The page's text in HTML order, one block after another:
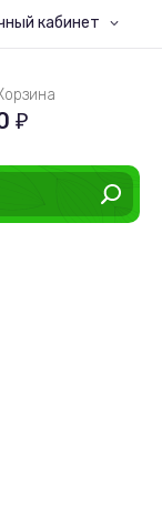
кабинет
₽